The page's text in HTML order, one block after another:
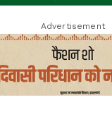
Advertisement